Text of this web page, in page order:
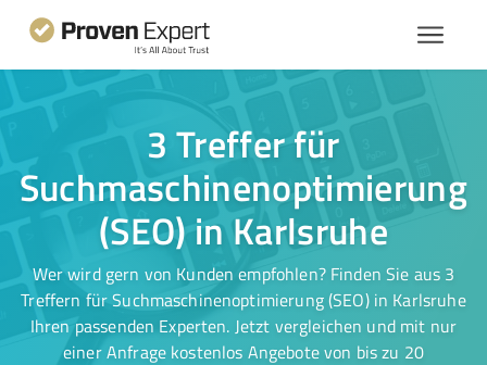
3 Treffer für
Suchmaschinenoptimierung
(SEO) in Karlsruhe
Wer wird gern von Kunden empfohlen? Finden Sie aus 3
Treffern für Suchmaschinenoptimierung (SEO) in Karlsruhe
Ihren passenden Experten. Jetzt vergleichen und mit nur
einer Anfrage kostenlos Angebote von bis zu 20